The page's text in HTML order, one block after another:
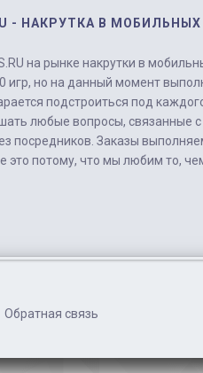
- НАКРУТКА В
на рынке накрутки в
игр, но на данный момент
подстроиться под
любые вопросы, связанные
посредников. Заказы
это потому, что мы любим то,
Обратная связь